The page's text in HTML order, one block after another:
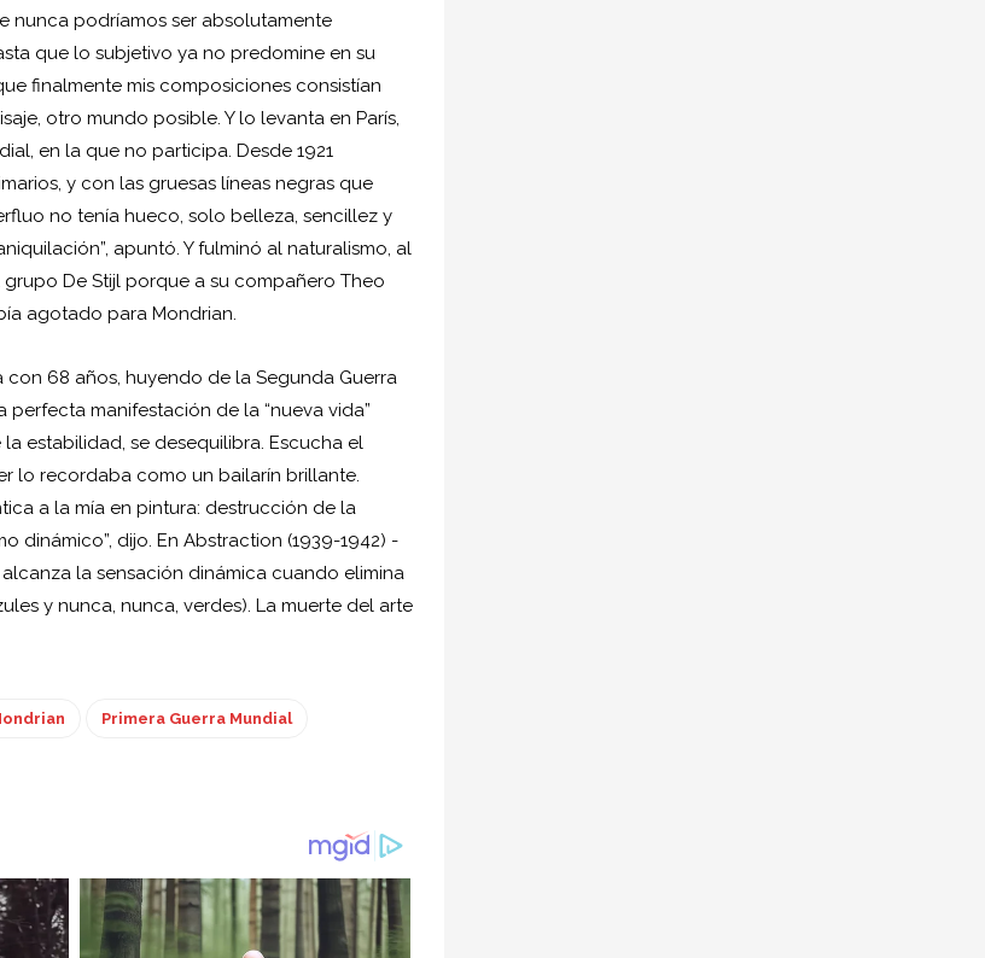
nunca podríamos ser absolutamente
que lo subjetivo ya no predomine en su
finalmente mis composiciones consistían
otro mundo posible. Y lo levanta en París,
en la que no participa. Desde 1921
y con las gruesas líneas negras que
no tenía hueco, solo belleza, sencillez y
apuntó. Y fulminó al naturalismo, al
De Stijl porque a su compañero Theo
agotado para Mondrian.
con 68 años, huyendo de la Segunda Guerra
manifestación de la “nueva vida”
estabilidad, se desequilibra. Escucha el
lo recordaba como un bailarín brillante.
a la mía en pintura: destrucción de la
dinámico”, dijo. En Abstraction (1939-1942) -
la sensación dinámica cuando elimina
y nunca, nunca, verdes). La muerte del arte
Primera Guerra Mundial